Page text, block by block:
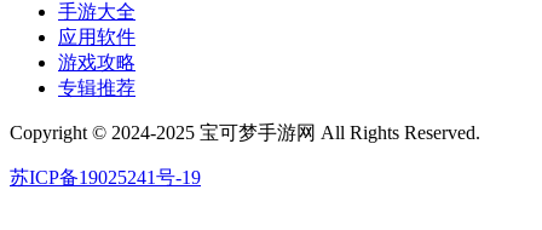
手游大全
应用软件
游戏攻略
专辑推荐
Copyright © 2024-2025 宝可梦手游网 All Rights Reserved.
苏ICP备19025241号-19